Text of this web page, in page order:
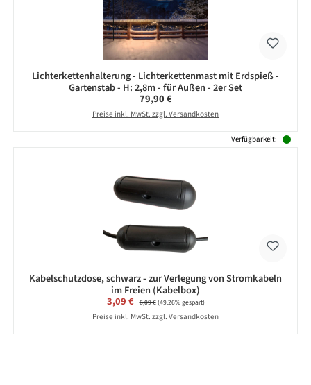
Lichterkettenhalterung - Lichterkettenmast mit Erdspieß -
Gartenstab - H: 2,8m - für Außen - 2er Set
Regulärer Preis:
79,90 €
Preise inkl. MwSt. zzgl. Versandkosten
Verfügbarkeit:
Kabelschutzdose, schwarz - zur Verlegung von Stromkabeln
im Freien (Kabelbox)
Verkaufspreis:
3,09 € Regulärer Preis:
6,09 €(49.26% gespart)
Preise inkl. MwSt. zzgl. Versandkosten